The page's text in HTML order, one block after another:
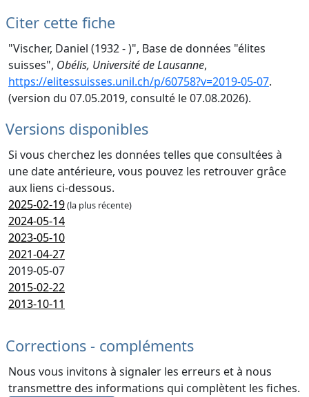
Citer cette fiche
"Vischer, Daniel (1932 - )", Base de données "élites
suisses", Obélis, Université de Lausanne,
https://elitessuisses.unil.ch/p/60758?v=2019-05-07.
(version du 07.05.2019, consulté le 07.08.2026).
Versions disponibles
Si vous cherchez les données telles que consultées à
une date antérieure, vous pouvez les retrouver grâce
aux liens ci-dessous.
2025-02-19(la plus récente)
2024-05-14
2023-05-10
2021-04-27
2019-05-07
2015-02-22
2013-10-11
Corrections - compléments
Nous vous invitons à signaler les erreurs et à nous
transmettre des informations qui complètent les fiches.